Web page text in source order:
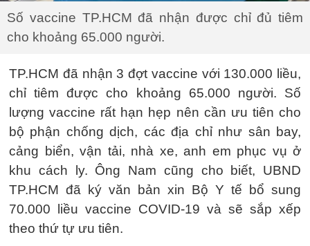
Số vaccine TP.HCM đã nhận được chỉ đủ tiêm
cho khoảng 65.000 người.
TP.HCM đã nhận 3 đợt vaccine với 130.000 liều,
chỉ tiêm được cho khoảng 65.000 người. Số
lượng vaccine rất hạn hẹp nên cần ưu tiên cho
bộ phận chống dịch, các địa chỉ như sân bay,
cảng biển, vận tải, nhà xe, anh em phục vụ ở
khu cách ly. Ông Nam cũng cho biết, UBND
TP.HCM đã ký văn bản xin Bộ Y tế bổ sung
70.000 liều vaccine COVID-19 và sẽ sắp xếp
theo thứ tự ưu tiên.